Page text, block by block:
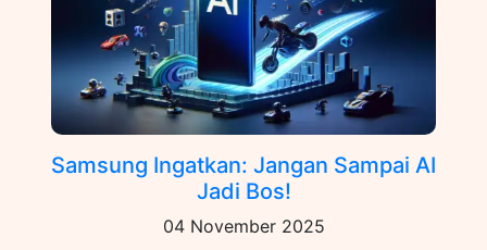
Samsung Ingatkan: Jangan Sampai AI
Jadi Bos!
04 November 2025